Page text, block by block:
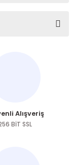
Alışveriş
BİT SSL